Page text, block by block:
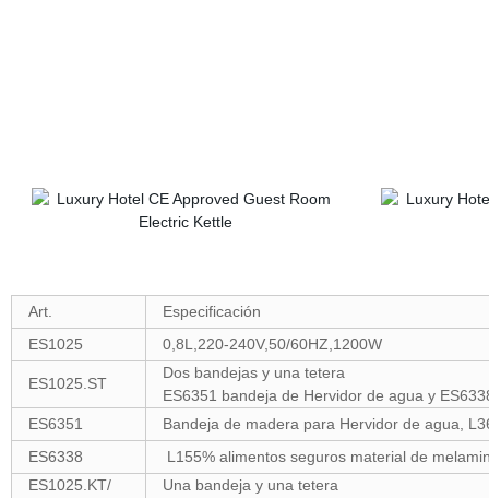
Art.
Especificación
ES1025
0,8L,220-240V,50/60HZ,1200W
ES1025.ST
Dos bandejas y una tetera
ES6351 bandeja de Hervidor de agua y
ES6351
Bandeja de madera para Hervidor de agua,
ES6338
L155% alimentos seguros material de
ES1025.KT/
Una bandeja y una tetera